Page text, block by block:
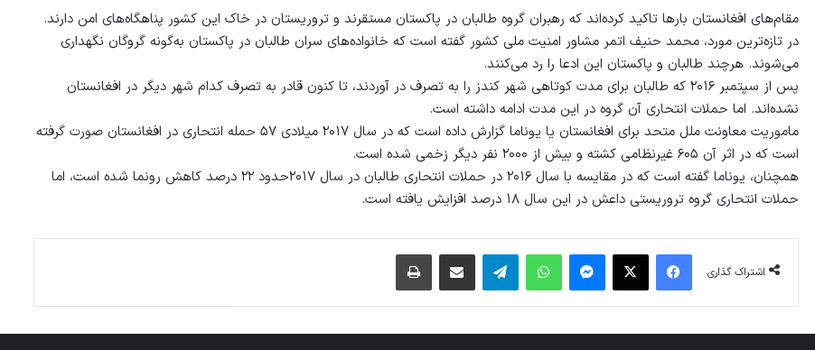
مقام‌های افغانستان بارها تاکید کرده‌اند که رهبران گروه طالبان در پاکستان مستقرند و تروریستان در خاک این کشور پناهگاه‌های امن دارند.
در تازه‌ترین مورد، محمد حنیف اتمر مشاور امنیت ملی کشور گفته است که خانواده‌های سران طالبان در پاکستان به‌گونه گروگان نگهداری
می‌شوند. هرچند طالبان و پاکستان این ادعا را رد می‌کنند.
پس از سپتمبر ۲۰۱۶ که طالبان برای مدت کوتاهی شهر کندز را به تصرف در آوردند، تا کنون قادر به تصرف کدام شهر دیگر در افغانستان
نشده‌اند. اما حملات انتحاری آن گروه در این مدت ادامه داشته است.
ماموریت معاونت ملل متحد برای افغانستان یا یوناما گزارش داده است که در سال ۲۰۱۷ میلادی ۵۷ حمله انتحاری در افغانستان صورت گرفته
است که در اثر آن ۶۰۵ غیرنظامی کشته و بیش از ۲۰۰۰ نفر دیگر زخمی شده است.
همچنان، یوناما گفته است که در مقایسه با سال ۲۰۱۶ در حملات انتحاری طالبان در سال ۲۰۱۷حدود ۲۲ درصد کاهش رونما شده است، اما
حملات انتحاری گروه تروریستی داعش در این سال ۱۸ درصد افزایش یافته است.
اشتراک گذاری
فیس بوک X پیام رسان واتس آپ تلگرام اشتراک گذاری از طریق ایمیل